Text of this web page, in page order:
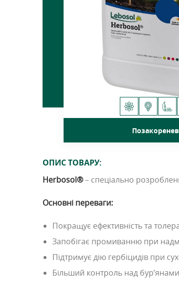
ОПИС ТОВАРУ:
Herbosol®– спеціально
Основні переваги:
Покращує ефективність та
Запобігає промиванню при
Підтримує дію гербіцидів при
Більший контроль над бур’янами